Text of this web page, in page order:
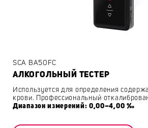
SCA BA50FC
АЛКОГОЛЬНЫЙ ТЕСТЕР
Используется для определения
крови. Профессиональный
Диапазон измерений: 0,00–4,00 ‰